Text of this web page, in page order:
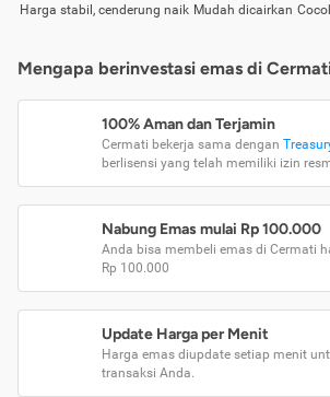
Harga stabil, cenderung naik Mudah dicairkan
Mengapa berinvestasi emas di
100% Aman dan Terjamin
Cermati bekerja sama dengan
berlisensi yang telah memiliki izin
Nabung Emas mulai Rp 100.000
Anda bisa membeli emas di Cermati
Rp 100.000
Update Harga per Menit
Harga emas diupdate setiap menit
transaksi Anda.